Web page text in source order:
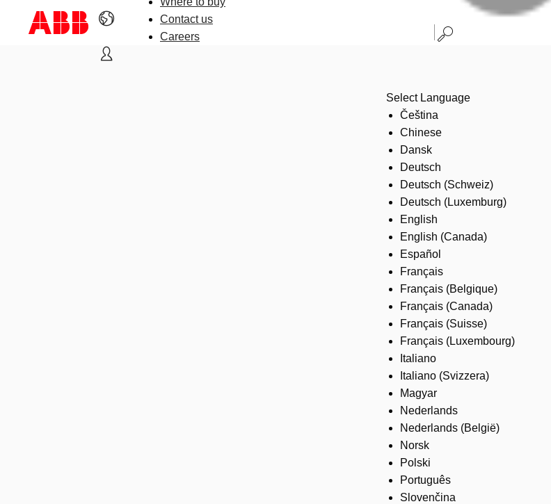
Contact us
Careers
Select Language
Čeština
Chinese
Dansk
Deutsch
Deutsch (Schweiz)
Deutsch (Luxemburg)
English
English (Canada)
Español
Français
Français (Belgique)
Français (Canada)
Français (Suisse)
Français (Luxembourg)
Italiano
Italiano (Svizzera)
Magyar
Nederlands
Nederlands (België)
Norsk
Polski
Português
Slovenčina